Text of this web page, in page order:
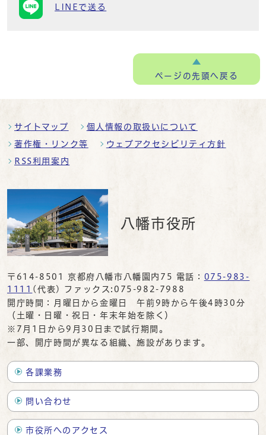
LINEで送る
ページの先頭へ戻る
サイトマップ 個人情報の取扱いについて
著作権・リンク等 ウェブアクセシビリティ方針
RSS利用案内
八幡市役所
〒614-8501 京都府八幡市八幡園内75 電話： 075-983-
1111 (代表) ファックス:075-982-7988
開庁時間：月曜日から金曜日 午前9時から午後4時30分
（土曜・日曜・祝日・年末年始を除く）
※7月1日から9月30日まで試行期間。
一部、開庁時間が異なる組織、施設があります。
各課業務
問い合わせ
市役所へのアクセス